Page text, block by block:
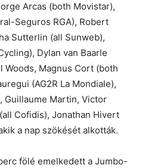
Arcas (both Movistar),
Seguros RGA), Robert
Sutterlin (all Sunweb),
Dylan van Baarle
Woods, Magnus Cort (both
(AG2R La Mondiale),
Guillaume Martin, Victor
Cofidis), Jonathan Hivert
a nap szökését alkották.
fölé emelkedett a Jumbo-